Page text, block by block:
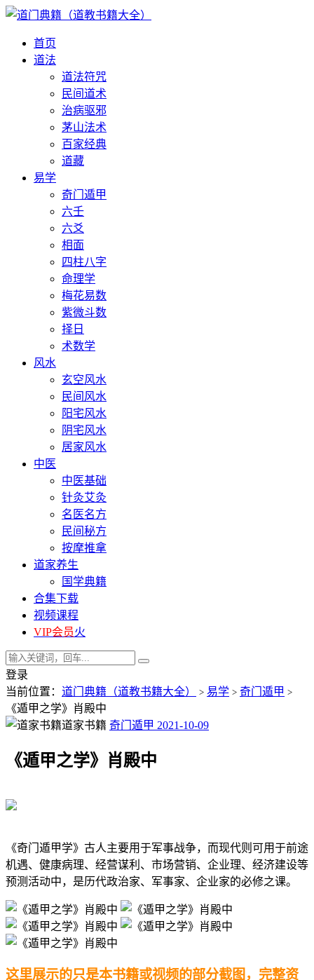
首页
道法
道法符咒
民间道术
治病驱邪
茅山法术
百家经典
道藏
易学
奇门遁甲
六壬
六爻
相面
四柱八字
命理学
梅花易数
紫微斗数
择日
术数学
风水
玄空风水
民间风水
阳宅风水
阴宅风水
居家风水
中医
中医基础
针灸艾灸
名医名方
民间秘方
按摩推拿
道家养生
国学典籍
合集下载
视频课程
VIP会员火
登录
当前位置： 道门典籍（道教书籍大全） > 易学 > 奇门遁甲 >
《遁甲之学》肖殿中
道家书籍 奇门遁甲 2021-10-09
《遁甲之学》肖殿中
《奇门遁甲学》古人主要用于军事战争，而现代则可用于前途
机遇、健康病理、经营谋利、市场营销、企业理、经济建设等
预测活动中，是历代政治家、军事家、企业家的必修之课。
这里展示的只是本书籍或视频的部分截图，完整资